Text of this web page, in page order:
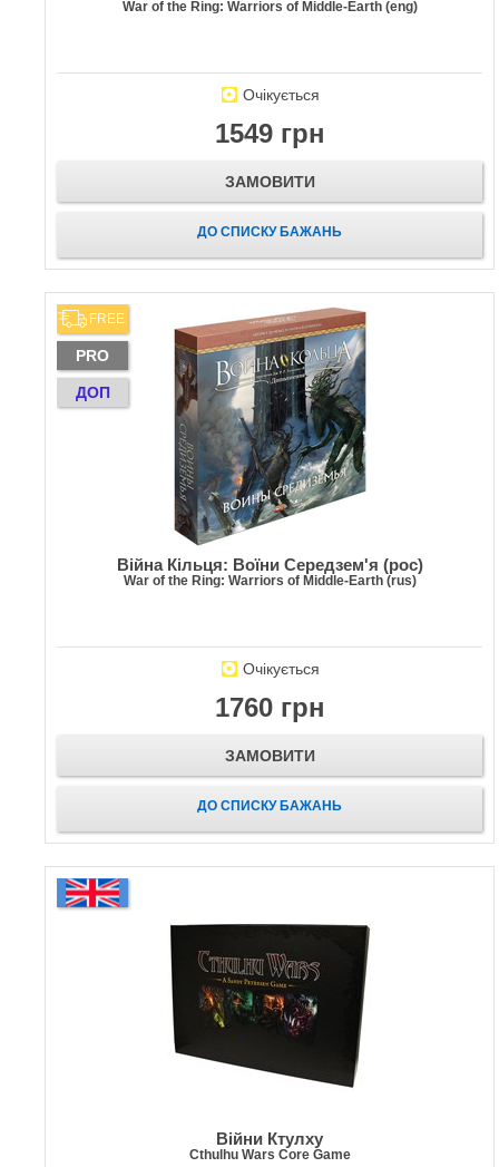
War of the Ring: Warriors of Middle-Earth (eng)
Очікується
1549 грн
ЗАМОВИТИ
ДО СПИСКУ БАЖАНЬ
FREE
PRO
ДОП
Війна Кільця: Воїни Середзем'я (рос)
War of the Ring: Warriors of Middle-Earth (rus)
Очікується
1760 грн
ЗАМОВИТИ
ДО СПИСКУ БАЖАНЬ
Війни Ктулху
Cthulhu Wars Core Game